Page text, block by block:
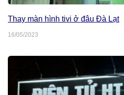
Thay màn hình tivi ở đâu Đà Lạt
16/05/2023